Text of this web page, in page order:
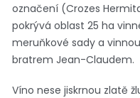
označení (Crozes
pokrývá oblast 25 ha
meruňkové sady a
bratrem Jean-Claudem.
Víno nese jiskrnou zlatě